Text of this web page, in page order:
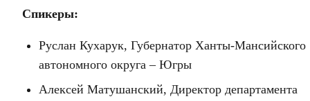
Спикеры:
Руслан Кухарук, Губернатор Ханты-Мансийского
автономного округа – Югры
Алексей Матушанский, Директор департамента